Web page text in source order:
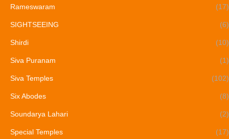
Rameswaram (17)
SIGHTSEEING (6)
Shirdi (10)
Siva Puranam (1)
Siva Temples (102)
Six Abodes (8)
Soundarya Lahari (2)
Special Temples (17)